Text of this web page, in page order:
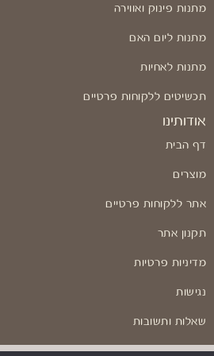
מתנות פינוק ואווירה
מתנות ליום האם
מתנות לאחיות
תכשיטים ללקוחות פרטיים
אודותינו
דף הבית
מוצרים
אתר ללקוחות פרטיים
תקנון אתר
מדיניות פרטיות
נגישות
שאלות ותשובות